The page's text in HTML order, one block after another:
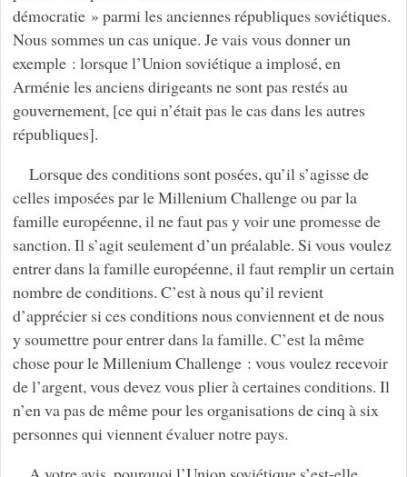
démocratie » parmi les anciennes républiques soviétiques.
Nous sommes un cas unique. Je vais vous donner un
exemple : lorsque l’Union soviétique a implosé, en
Arménie les anciens dirigeants ne sont pas restés au
gouvernement, [ce qui n’était pas le cas dans les autres
républiques].
Lorsque des conditions sont posées, qu’il s’agisse de
celles imposées par le Millenium Challenge ou par la
famille européenne, il ne faut pas y voir une promesse de
sanction. Il s’agit seulement d’un préalable. Si vous voulez
entrer dans la famille européenne, il faut remplir un certain
nombre de conditions. C’est à nous qu’il revient
d’apprécier si ces conditions nous conviennent et de nous
y soumettre pour entrer dans la famille. C’est la même
chose pour le Millenium Challenge : vous voulez recevoir
de l’argent, vous devez vous plier à certaines conditions. Il
n’en va pas de même pour les organisations de cinq à six
personnes qui viennent évaluer notre pays.